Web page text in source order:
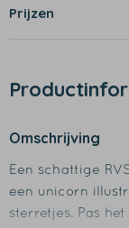
Prijzen
Omschrijving
Een schattige
een unicorn
sterretjes. Pas